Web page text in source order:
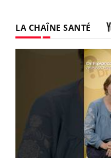
LA CHAÎNE SANTÉ